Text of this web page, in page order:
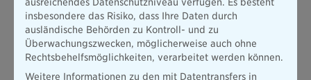
Beitragsrückerstattung geht.
insbesondere das Risiko, dass Ihre Daten durch
ausländische Behörden zu Kontroll- und zu
Überwachungszwecken, möglicherweise auch ohne
Rechtsbehelfsmöglichkeiten, verarbeitet werden können.
Weitere Informationen zu den mit Datentransfers in